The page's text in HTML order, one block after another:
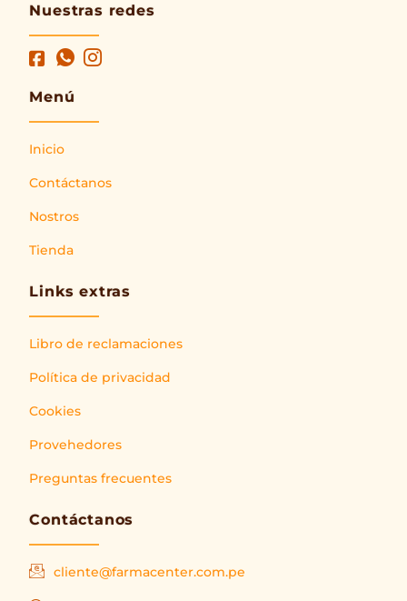
Nuestras redes
Menú
Inicio
Contáctanos
Nostros
Tienda
Links extras
Libro de reclamaciones
Política de privacidad
Cookies
Provehedores
Preguntas frecuentes
Contáctanos
cliente@farmacenter.com.pe